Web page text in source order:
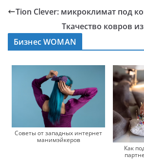
Tion Clever: микроклимат под
Ткачество ковров
Бизнес WOMAN
Советы от западных интернет
манимэйкеров
Как